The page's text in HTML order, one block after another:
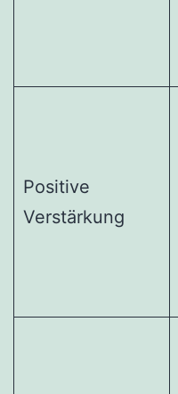
Positive
Verstärkung